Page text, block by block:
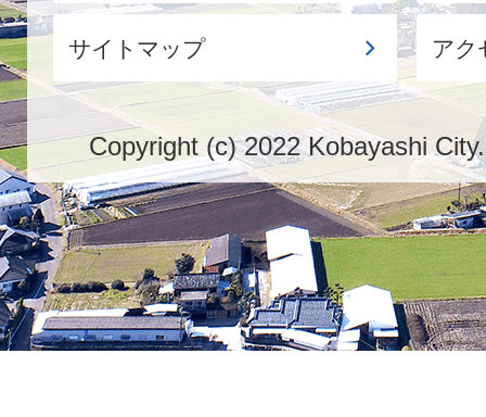
サイトマップ アク
Copyright (c) 2022 Kobayashi